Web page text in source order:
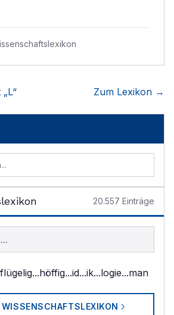
L“ Zum Lexikon →
20.557 Einträge
suchen
...höffig...id...ik...logie...man
WISSENSCHAFTSLEXIKON